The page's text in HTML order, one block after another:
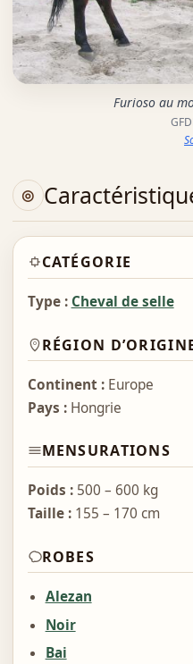
Furioso au
CATÉGORIE
Type : Cheval de selle
RÉGION
Continent :Europe
Pays :Hongrie
MENSURATIONS
Poids :500 – 600 kg
Taille :155 – 170 cm
ROBES
Alezan
Noir
Bai